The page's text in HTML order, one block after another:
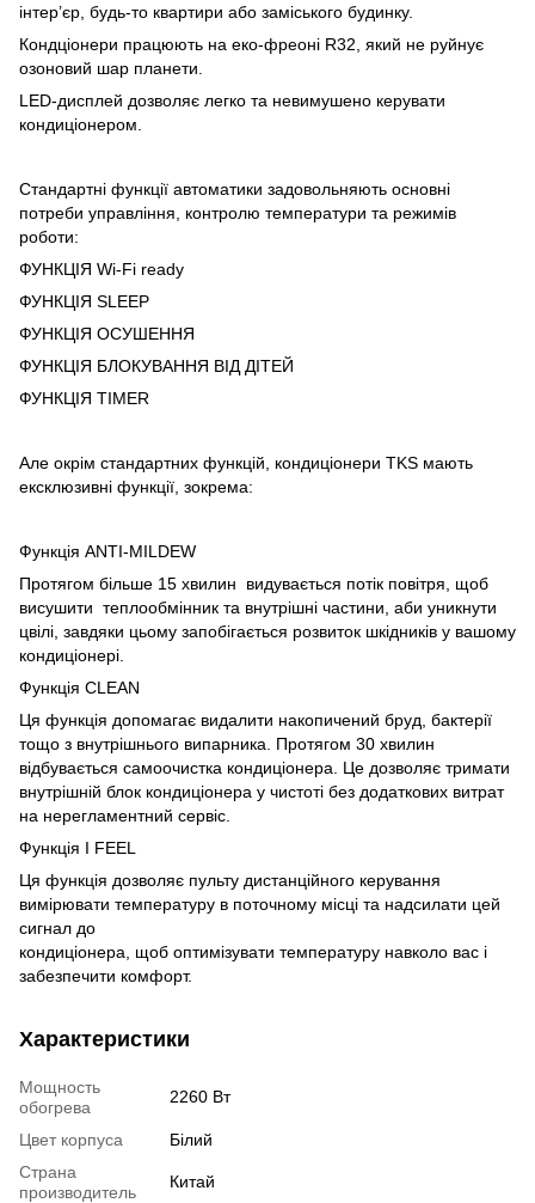
інтер’єр, будь-то квартири або заміського будинку.
Кондціонери працюють на еко-фреоні R32, який не руйнує
озоновий шар планети.
LED-дисплей дозволяє легко та невимушено керувати
кондиціонером.
Cтандартні функції автоматики задовольняють основні
потреби управління, контролю температури та режимів
роботи:
ФУНКЦІЯ Wi-Fi ready
ФУНКЦІЯ SLEEP
ФУНКЦІЯ ОСУШЕННЯ
ФУНКЦІЯ БЛОКУВАННЯ ВІД ДІТЕЙ
ФУНКЦІЯ TIMER
Але окрім стандартних функцій, кондиціонери TKS мають
ексклюзивні функції, зокрема:
Функція ANTI-MILDEW
Протягом більше 15 хвилин видувається потік повітря, щоб
висушити теплообмінник та внутрішні частини, аби уникнути
цвілі, завдяки цьому запобігається розвиток шкідників у вашому
кондиціонері.
Функція CLEAN
Ця функція допомагає видалити накопичений бруд, бактерії
тощо з внутрішнього випарника. Протягом 30 хвилин
відбувається самоочистка кондиціонера. Це дозволяє тримати
внутрішній блок кондиціонера у чистоті без додаткових витрат
на нерегламентний сервіс.
Функція I FEEL
Ця функція дозволяє пульту дистанційного керування
вимірювати температуру в поточному місці та надсилати цей
сигнал до
кондиціонера, щоб оптимізувати температуру навколо вас і
забезпечити комфорт.
Характеристики
Мощность
обогрева
2260 Вт
Цвет корпуса
Білий
Страна
производитель
Китай